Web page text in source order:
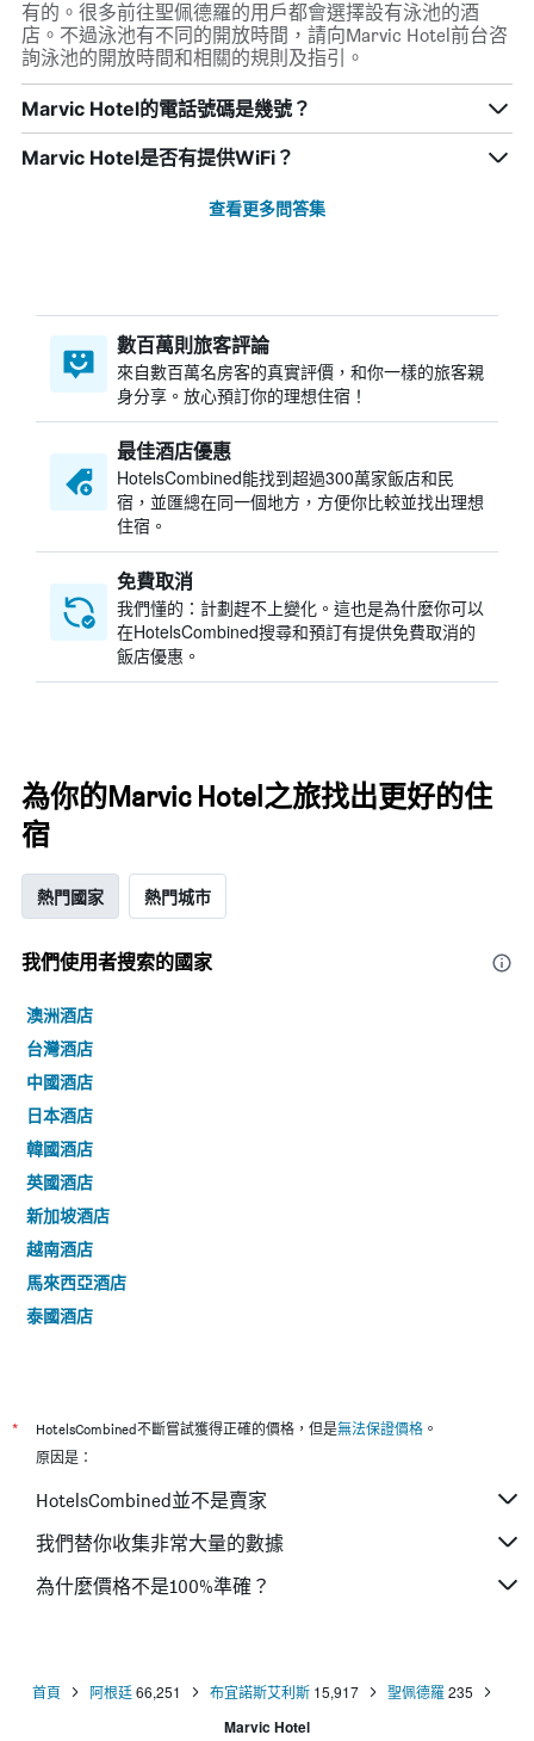
有的。很多前往聖佩德羅的用戶都會選擇設有泳池的酒
店。不過泳池有不同的開放時間，請向Marvic Hotel前台咨
詢泳池的開放時間和相關的規則及指引。
Marvic Hotel的電話號碼是幾號？
Marvic Hotel是否有提供WiFi？
查看更多問答集
數百萬則旅客評論
來自數百萬名房客的真實評價，和你一樣的旅客親
身分享。放心預訂你的理想住宿！
最佳酒店優惠
HotelsCombined​能找到超過300萬家飯店和民
宿，並匯總在同一個地方，方便你比較並找出理想
住宿。
免費取消
我們懂的：計劃趕不上變化。這也是為什麼你可以
在HotelsCombined搜尋和預訂有提供免費取消的
飯店優惠。
為你的Marvic Hotel之旅找出更好的住
宿
熱門國家 熱門城市
我們使用者搜索的國家
澳洲酒店
台灣酒店
中國酒店
日本酒店
韓國酒店
英國酒店
新加坡酒店
越南酒店
馬來西亞酒店
泰國酒店
* HotelsCombined不斷嘗試獲得正確的價格，但是無法保證價格 。
原因是：
HotelsCombined並不是賣家
我們替你收集非常大量的數據
為什麼價格不是100%準確？
首頁 阿根廷66,251 布宜諾斯艾利斯 15,917 聖佩德羅235
Marvic Hotel